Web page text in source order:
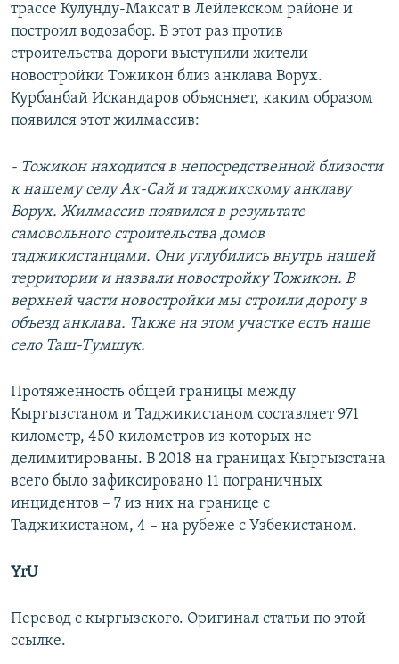
трассе Кулунду-Максат в Лейлекском районе и
построил водозабор. В этот раз против
строительства дороги выступили жители
новостройки Тожикон близ анклава Ворух.
Курбанбай Искандаров объясняет, каким образом
появился этот жилмассив:
- Тожикон находится в непосредственной близости
к нашему селу Ак-Сай и таджикскому анклаву
Ворух. Жилмассив появился в результате
самовольного строительства домов
таджикистанцами. Они углубились внутрь нашей
территории и назвали новостройку Тожикон. В
верхней части новостройки мы строили дорогу в
объезд анклава. Также на этом участке есть наше
село Таш-Тумшук.
Протяженность общей границы между
Кыргызстаном и Таджикистаном составляет 971
километр, 450 километров из которых не
делимитированы. В 2018 на границах Кыргызстана
всего было зафиксировано 11 пограничных
инцидентов – 7 из них на границе с
Таджикистаном, 4 – на рубеже с Узбекистаном.
YrU
Перевод с кыргызского. Оригинал статьи по этой
ссылке.